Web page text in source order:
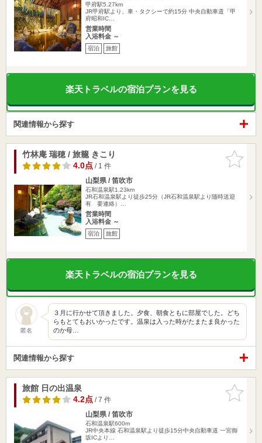
甲府駅5.27km
JR甲府駅より、車・タクシーで約15分 中央自動車道「甲
府昭和IC…
営業時間
入浴料金 ～
宿泊 旅館
楽天トラベルの宿泊プランを見る
関連情報から探す
お気に入
りに追加
竹林庵 瑞穂 / 旅籠 きこり
4.0点/ 1 件
山梨県 / 笛吹市
石和温泉駅1.23km
JR石和温泉駅より徒歩25分（JR石和温泉駅より随時送迎
有 要連絡）…
営業時間
入浴料金 ～
宿泊 旅館
楽天トラベルの宿泊プランを見る
匿名
３月に行かせて頂きました。夕食、朝食ともに部屋でした。どち
らもとてもおいかったです。温泉は入った時がたまたま良かった
のか母…
関連情報から探す
お気に入
りに追加
旅館 日の出温泉
4.2点/ 7 件
山梨県 / 笛吹市
石和温泉駅600m
JR中央本線 石和温泉駅より徒歩15分中央自動車道 一宮御
坂ICより…